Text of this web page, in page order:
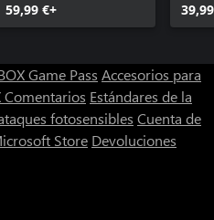
59,99 €+
Game Pass Accesorios para
Comentarios Estándares de la
fotosensibles Cuenta de
Store Devoluciones